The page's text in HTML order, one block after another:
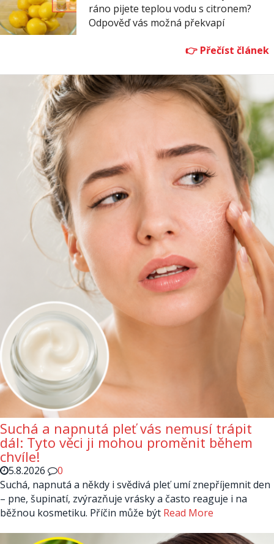
ráno pijete teplou vodu s citronem?
Odpověď vás možná překvapí
Suchá a napnutá pleť vás nemusí trápit
dál: Tyto věci ji mohou proměnit během
chvíle!
5.8.2026
0
Suchá, napnutá a někdy i svědivá pleť umí znepříjemnit den
– pne, šupinatí, zvýrazňuje vrásky a často reaguje i na
běžnou kosmetiku. Příčin může být Read More